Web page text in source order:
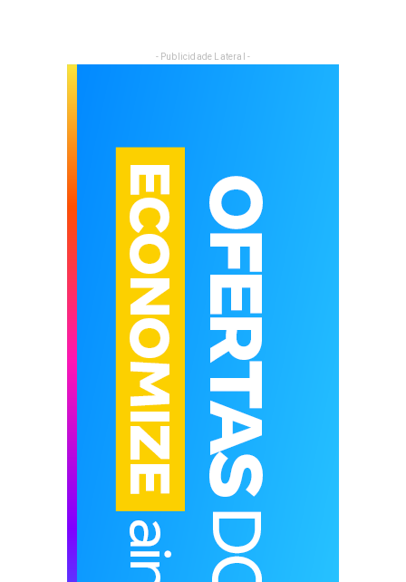
- Publicidade Lateral -